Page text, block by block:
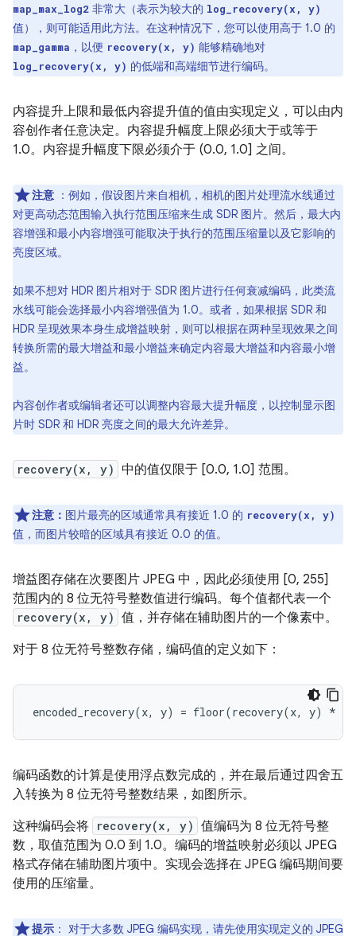
map_max_log2 非常大（表示为较大的 log_recovery(x, y)
值），则可能适用此方法。在这种情况下，您可以使用高于 1.0 的
map_gamma ，以便 recovery(x, y) 能够精确地对
log_recovery(x, y) 的低端和高端细节进行编码。
内容提升上限和最低内容提升值的值由实现定义，可以由内
容创作者任意决定。内容提升幅度上限必须大于或等于
1.0。内容提升幅度下限必须介于 (0.0, 1.0] 之间。
注意 ：例如，假设图片来自相机，相机的图片处理流水线通过
对更高动态范围输入执行范围压缩来生成 SDR 图片。然后，最大内
容增强和最小内容增强可能取决于执行的范围压缩量以及它影响的
亮度区域。
如果不想对 HDR 图片相对于 SDR 图片进行任何衰减编码，此类流
水线可能会选择最小内容增强值为 1.0。或者，如果根据 SDR 和
HDR 呈现效果本身生成增益映射，则可以根据在两种呈现效果之间
转换所需的最大增益和最小增益来确定内容最大增益和内容最小增
益。
内容创作者或编辑者还可以调整内容最大提升幅度，以控制显示图
片时 SDR 和 HDR 亮度之间的最大允许差异。
recovery(x, y) 中的值仅限于 [0.0, 1.0] 范围。
注意： 图片最亮的区域通常具有接近 1.0 的 recovery(x, y)
值，而图片较暗的区域具有接近 0.0 的值。
增益图存储在次要图片 JPEG 中，因此必须使用 [0, 255]
范围内的 8 位无符号整数值进行编码。每个值都代表一个
recovery(x, y) 值，并存储在辅助图片的一个像素中。
对于 8 位无符号整数存储，编码值的定义如下：
编码函数的计算是使用浮点数完成的，并在最后通过四舍五
入转换为 8 位无符号整数结果，如图所示。
这种编码会将 recovery(x, y) 值编码为 8 位无符号整
数，取值范围为 0.0 到 1.0。编码的增益映射必须以 JPEG
格式存储在辅助图片项中。实现会选择在 JPEG 编码期间要
使用的压缩量。
提示 ： 对于大多数 JPEG 编码实现，请先使用实现定义的 JPEG